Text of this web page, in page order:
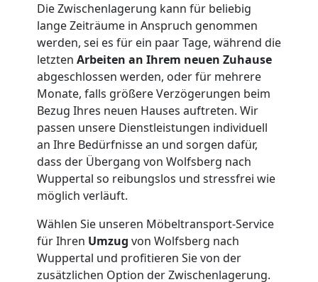
Die Zwischenlagerung kann für beliebig
lange Zeiträume in Anspruch genommen
werden, sei es für ein paar Tage, während die
letzten Arbeiten an Ihrem neuen Zuhause
abgeschlossen werden, oder für mehrere
Monate, falls größere Verzögerungen beim
Bezug Ihres neuen Hauses auftreten. Wir
passen unsere Dienstleistungen individuell
an Ihre Bedürfnisse an und sorgen dafür,
dass der Übergang von Wolfsberg nach
Wuppertal so reibungslos und stressfrei wie
möglich verläuft.
Wählen Sie unseren Möbeltransport-Service
für Ihren Umzug von Wolfsberg nach
Wuppertal und profitieren Sie von der
zusätzlichen Option der Zwischenlagerung.